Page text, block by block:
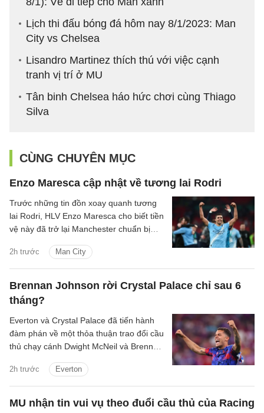
Lịch thi đấu bóng đá hôm nay 8/1/2023: Man
City vs Chelsea
Lisandro Martinez thích thú với việc cạnh
tranh vị trí ở MU
Tân binh Chelsea háo hức chơi cùng Thiago
Silva
CÙNG CHUYÊN MỤC
Enzo Maresca cập nhật về tương lai Rodri
2h trước Man City
Trước những tin đồn xoay quanh tương
lai Rodri, HLV Enzo Maresca cho biết tiền
vệ này đã trở lại Manchester chuẩn bị
Brennan Johnson rời Crystal Palace chỉ sau 6
tháng?
2h trước Everton
Everton và Crystal Palace đã tiến hành
đàm phán về một thỏa thuận trao đổi cầu
thủ chạy cánh Dwight McNeil và Brennan
MU nhận tin vui vụ theo đuổi cầu thủ của Racing